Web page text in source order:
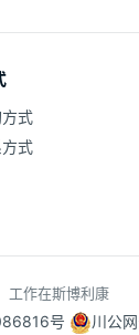
式
式
工作在斯博利康
号 川公